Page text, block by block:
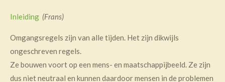
Inleiding (Frans)
Omgangsregels zijn van alle tijden. Het zijn dikwijls
ongeschreven regels.
Ze bouwen voort op een mens- en maatschappijbeeld. Ze zijn
dus niet neutraal en kunnen daardoor mensen in de problemen